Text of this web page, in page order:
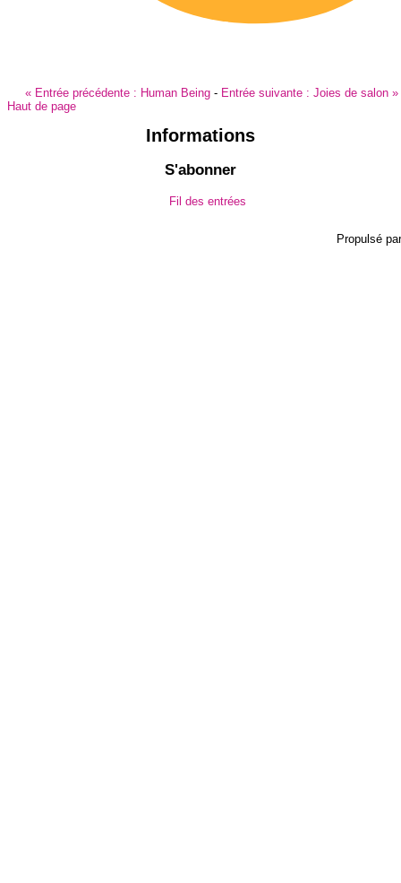
« Entrée précédente : Human Being - Entrée suivante : Joies de salon »
Haut de page
Informations
S'abonner
Fil des entrées
Propulsé